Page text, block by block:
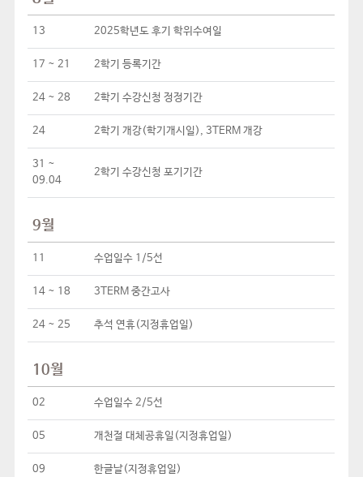
13 2025학년도 후기 학위수여일
17 ~ 21 2학기 등록기간
24 ~ 28 2학기 수강신청 정정기간
24 2학기 개강(학기개시일), 3TERM 개강
31 ~
09.04
2학기 수강신청 포기기간
9월
11 수업일수 1/5선
14 ~ 18 3TERM 중간고사
24 ~ 25 추석 연휴(지정휴업일)
10월
02 수업일수 2/5선
05 개천절 대체공휴일(지정휴업일)
09 한글날(지정휴업일)